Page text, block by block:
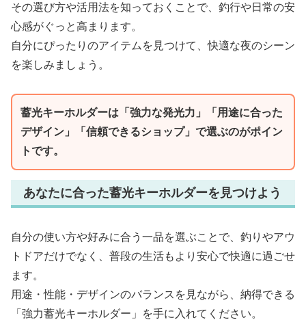
その選び方や活用法を知っておくことで、釣行や日常の安
心感がぐっと高まります。
自分にぴったりのアイテムを見つけて、快適な夜のシーン
を楽しみましょう。
蓄光キーホルダーは「強力な発光力」「用途に合った
デザイン」「信頼できるショップ」で選ぶのがポイン
トです。
あなたに合った蓄光キーホルダーを見つけよう
自分の使い方や好みに合う一品を選ぶことで、釣りやアウ
トドアだけでなく、普段の生活もより安心で快適に過ごせ
ます。
用途・性能・デザインのバランスを見ながら、納得できる
「強力蓄光キーホルダー」を手に入れてください。